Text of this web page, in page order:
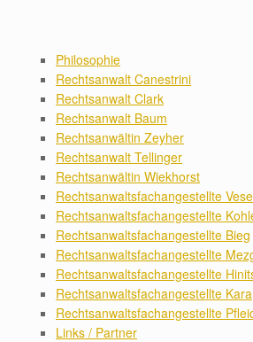
Philosophie
Rechtsanwalt Canestrini
Rechtsanwalt Clark
Rechtsanwalt Baum
Rechtsanwältin Zeyher
Rechtsanwalt Tellinger
Rechtsanwältin Wiekhorst
Rechtsanwaltsfachangestellte
Rechtsanwaltsfachangestellte
Rechtsanwaltsfachangestellte Bieg
Rechtsanwaltsfachangestellte
Rechtsanwaltsfachangestellte
Rechtsanwaltsfachangestellte Kara
Rechtsanwaltsfachangestellte
Links / Partner